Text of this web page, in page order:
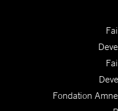
Fondation